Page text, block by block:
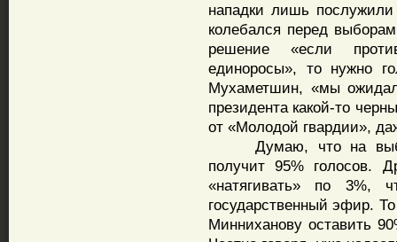
нападки лишь
колебался перед
решение «если
единоросы», то нужно
Мухаметшин, «мы
президента какой-то
от «Молодой гвардии»,
Думаю, что на
получит 95% голосов.
«натягивать» по 3%,
государственный эфир.
Минниханову оставить